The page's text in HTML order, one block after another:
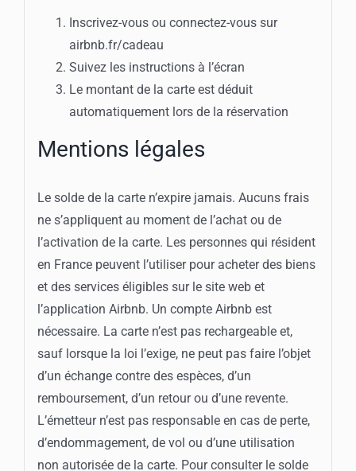
Inscrivez-vous ou connectez-vous sur
airbnb.fr/cadeau
Suivez les instructions à l’écran
Le montant de la carte est déduit
automatiquement lors de la réservation
Mentions légales
Le solde de la carte n’expire jamais. Aucuns frais
ne s’appliquent au moment de l’achat ou de
l’activation de la carte. Les personnes qui résident
en France peuvent l’utiliser pour acheter des biens
et des services éligibles sur le site web et
l’application Airbnb. Un compte Airbnb est
nécessaire. La carte n’est pas rechargeable et,
sauf lorsque la loi l’exige, ne peut pas faire l’objet
d’un échange contre des espèces, d’un
remboursement, d’un retour ou d’une revente.
L’émetteur n’est pas responsable en cas de perte,
d’endommagement, de vol ou d’une utilisation
non autorisée de la carte. Pour consulter le solde